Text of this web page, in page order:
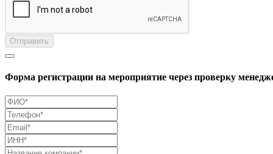
Отправить
Форма регистрации на мероприятие через проверку